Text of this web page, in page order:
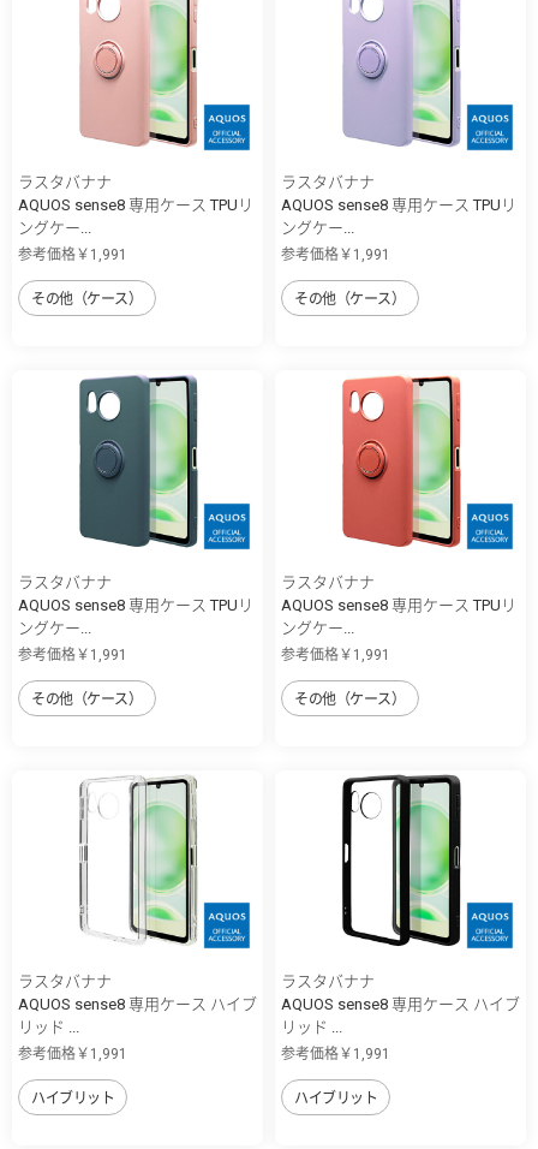
ラスタバナナ
AQUOS sense8 専用ケース TPUリ
ングケー...
参考価格￥1,991
その他（ケース）
ラスタバナナ
AQUOS sense8 専用ケース TPUリ
ングケー...
参考価格￥1,991
その他（ケース）
ラスタバナナ
AQUOS sense8 専用ケース TPUリ
ングケー...
参考価格￥1,991
その他（ケース）
ラスタバナナ
AQUOS sense8 専用ケース TPUリ
ングケー...
参考価格￥1,991
その他（ケース）
ラスタバナナ
AQUOS sense8 専用ケース ハイブ
リッド ...
参考価格￥1,991
ハイブリット
ラスタバナナ
AQUOS sense8 専用ケース ハイブ
リッド ...
参考価格￥1,991
ハイブリット